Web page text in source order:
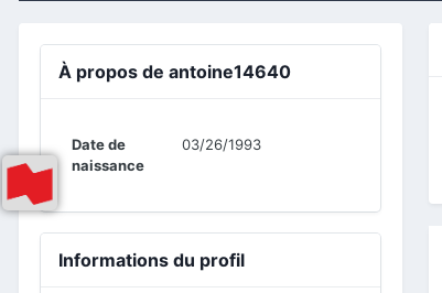
À propos de antoine14640
Date de
naissance
03/26/1993
Informations du profil